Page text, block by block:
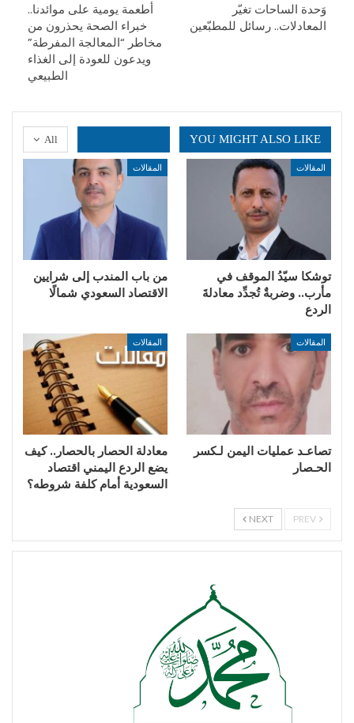
وَحدة الساحات تغيّر
المعادلات.. رسائل للمطبّعين
أطعمة يومية على موائدنا..
خبراء الصحة يحذرون من
مخاطر “المعالجة المفرطة”
ويدعون للعودة إلى الغذاء
الطبيعي
All YOU MIGHT ALSO LIKE
المقالات
توشكا سيّدُ الموقف في
مأرب.. وضربةٌ تُجدِّد معادلةَ
الردع
المقالات
من باب المندب إلى شرايين
الاقتصاد السعودي شمالًا
المقالات
تصاعـد عمليات اليمن لـكسر
الحـصار
المقالات
معادلة الحصار بالحصار.. كيف
يضع الردع اليمني اقتصاد
السعودية أمام كلفة شروطه؟
NEXT